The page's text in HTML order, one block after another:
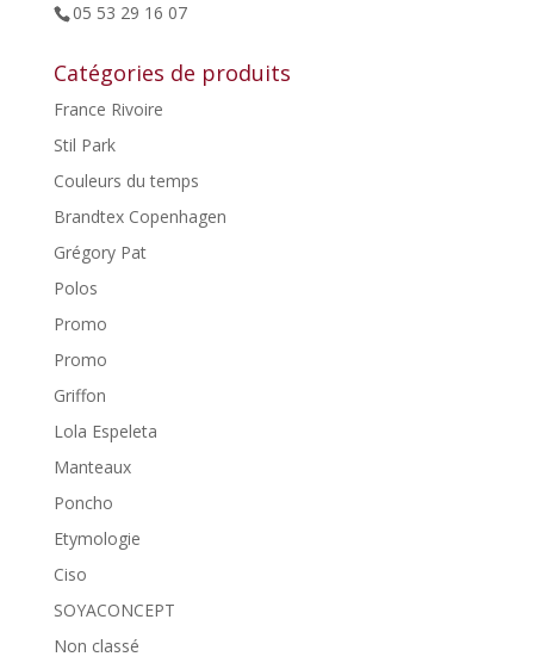
05 53 29 16 07
Catégories de produits
France Rivoire
Stil Park
Couleurs du temps
Brandtex Copenhagen
Grégory Pat
Polos
Promo
Promo
Griffon
Lola Espeleta
Manteaux
Poncho
Etymologie
Ciso
SOYACONCEPT
Non classé